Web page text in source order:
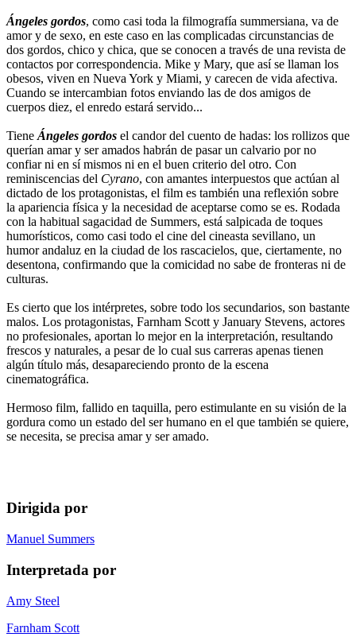
Ángeles gordos, como casi toda la filmografía summersiana, va de
amor y de sexo, en este caso en las complicadas circunstancias de
dos gordos, chico y chica, que se conocen a través de una revista de
contactos por correspondencia. Mike y Mary, que así se llaman los
obesos, viven en Nueva York y Miami, y carecen de vida afectiva.
Cuando se intercambian fotos enviando las de dos amigos de
cuerpos diez, el enredo estará servido...
Tiene Ángeles gordos el candor del cuento de hadas: los rollizos que
querían amar y ser amados habrán de pasar un calvario por no
confiar ni en sí mismos ni en el buen criterio del otro. Con
reminiscencias del Cyrano, con amantes interpuestos que actúan al
dictado de los protagonistas, el film es también una reflexión sobre
la apariencia física y la necesidad de aceptarse como se es. Rodada
con la habitual sagacidad de Summers, está salpicada de toques
humorísticos, como casi todo el cine del cineasta sevillano, un
humor andaluz en la ciudad de los rascacielos, que, ciertamente, no
desentona, confirmando que la comicidad no sabe de fronteras ni de
culturas.
Es cierto que los intérpretes, sobre todo los secundarios, son bastante
malos. Los protagonistas, Farnham Scott y January Stevens, actores
no profesionales, aportan lo mejor en la interpretación, resultando
frescos y naturales, a pesar de lo cual sus carreras apenas tienen
algún título más, desapareciendo pronto de la escena
cinematográfica.
Hermoso film, fallido en taquilla, pero estimulante en su visión de la
gordura como un estado del ser humano en el que también se quiere,
se necesita, se precisa amar y ser amado.
Dirigida por
Manuel Summers
Interpretada por
Amy Steel
Farnham Scott